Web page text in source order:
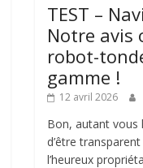
TEST –
Notre avis
robot-
gamme !
12 avril 2026
Bon, autant vous
d’être
l’heureux